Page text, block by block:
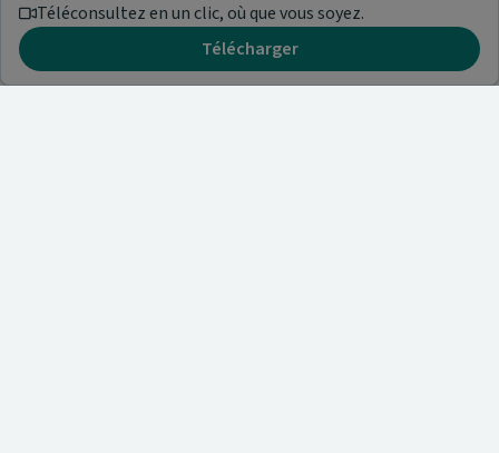
Téléconsultez en un clic, où que vous soyez.
Télécharger